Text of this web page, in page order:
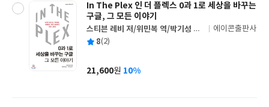
In The Plex 인 더 플렉스 0과 1로 세상을 바꾸는
구글, 그 모든 이야기
글
쓴
스티븐 레비 저/위민복 역/박기성 감
수
출
사
에이콘출판사
평 8(2)
가
21,600원 10%